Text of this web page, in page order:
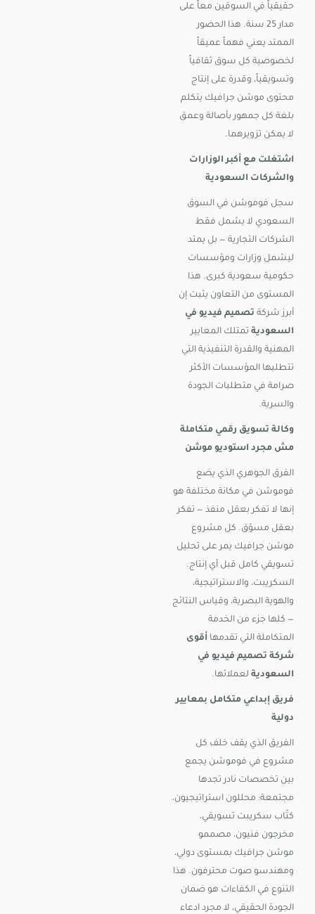
حقيقياً في السوقين معاً على
مدار 25 سنة. هذا الحضور
الممتد يعني فهماً عميقاً
لخصوصية كل سوق ثقافياً
وتسويقياً، وقدرة على إنتاج
محتوى موشن جرافيك يتكلم
بلغة كل جمهور بأصالة وعمق
لا يمكن تزويرهما.
اشتغلت مع أكبر الوزارات
والشركات السعودية
سجل فوموشن في السوق
السعودي لا يشمل فقط
الشركات التجارية — بل يمتد
ليشمل وزارات ومؤسسات
حكومية سعودية كبرى. هذا
المستوى من التعاون يثبت إن
أبرز شركة تصميم فيديو في
السعودية تمتلك المعايير
المهنية والقدرة التنفيذية التي
تتطلبها المؤسسات الأكثر
صرامة في متطلبات الجودة
والسرية.
وكالة تسويق رقمي متكاملة
مش مجرد استوديو موشن
الفرق الجوهري الذي يضع
فوموشن في مكانة مختلفة هو
إنها لا تفكر بعقل منفذ — تفكر
بعقل مسوّق. كل مشروع
موشن جرافيك يمر على تحليل
تسويقي كامل قبل أي إنتاج.
السكريبت، والاستراتيجية،
والهوية البصرية، وقياس النتائج
— كلها جزء من الخدمة
المتكاملة التي تقدمها أقوى
شركة تصميم فيديو في
السعودية لعملائها.
فريق إبداعي متكامل بمعايير
دولية
الفريق الذي يقف خلف كل
مشروع في فوموشن يجمع
بين تخصصات نادر تجدها
مجتمعة: محللون استراتيجيون،
كتّاب سكريبت تسويقي،
مخرجون فنيون، مصممو
موشن جرافيك بمستوى دولي،
ومهندسو صوت محترفون. هذا
التنوع في الكفاءات هو ضمان
الجودة الحقيقي، لا مجرد ادعاء